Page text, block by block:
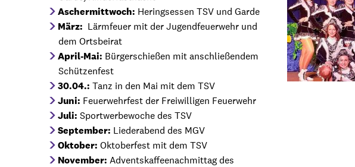
Aschermittwoch: Heringsessen TSV und Garde
März: Lärmfeuer mit der Jugendfeuerwehr und
dem Ortsbeirat
April-Mai: Bürgerschießen mit anschließendem
Schützenfest
30.04.: Tanz in den Mai mit dem TSV
Juni: Feuerwehrfest der Freiwilligen Feuerwehr
Juli: Sportwerbewoche des TSV
September: Liederabend des MGV
Oktober: Oktoberfest mit dem TSV
November: Adventskaffeenachmittag des